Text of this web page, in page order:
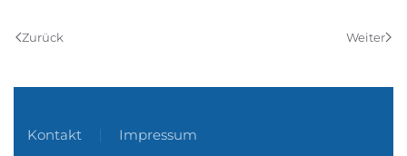
Zurück Weiter
Kontakt
Impressum